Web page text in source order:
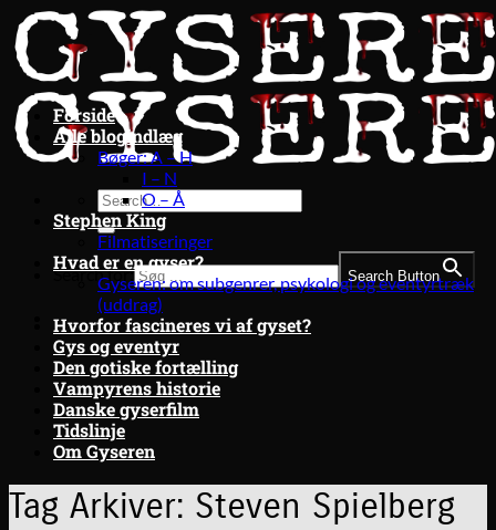
Fortsæt
til
indhold
Search for: Search Button
Forside
Alle blogindlæg
Bøger: A – H
I – N
O – Å
Stephen King
Filmatiseringer
Hvad er en gyser?
Gyseren: om subgenrer, psykologi og eventyrtræk
(uddrag)
Hvorfor fascineres vi af gyset?
Gys og eventyr
Den gotiske fortælling
Vampyrens historie
Danske gyserfilm
Tidslinje
Om Gyseren
Tag Arkiver: Steven Spielberg